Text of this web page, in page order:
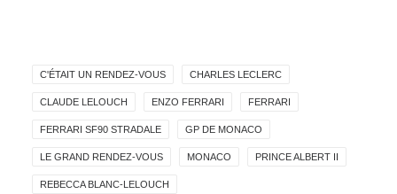
C'ÉTAIT UN RENDEZ-VOUS CHARLES LECLERC
CLAUDE LELOUCH ENZO FERRARI FERRARI
FERRARI SF90 STRADALE GP DE MONACO
LE GRAND RENDEZ-VOUS MONACO PRINCE ALBERT II
REBECCA BLANC-LELOUCH